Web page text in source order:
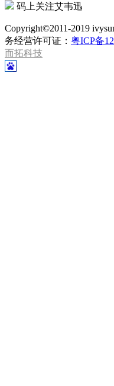
码上关注艾韦迅
Copyright©2011-2019
务经营许可证： 粤ICP备
而拓科技